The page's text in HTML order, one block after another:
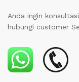
Anda ingin
hubungi customer